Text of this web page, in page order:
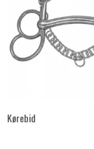
Kørebid